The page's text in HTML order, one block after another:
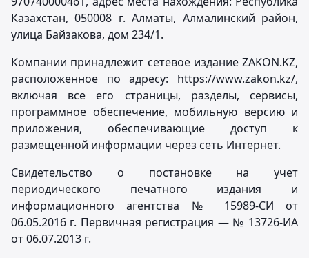
Казахстан, 050008 г. Алматы, Алмалинский район,
улица Байзакова, дом 234/1.
Компании принадлежит сетевое издание ZAKON.KZ,
расположенное по адресу: https://www.zakon.kz/,
включая все его страницы, разделы, сервисы,
программное обеспечение, мобильную версию и
приложения, обеспечивающие доступ к
размещенной информации через сеть Интернет.
Свидетельство о постановке на учет
периодического печатного издания и
информационного агентства № 15989-СИ от
06.05.2016 г. Первичная регистрация — № 13726-ИА
от 06.07.2013 г.